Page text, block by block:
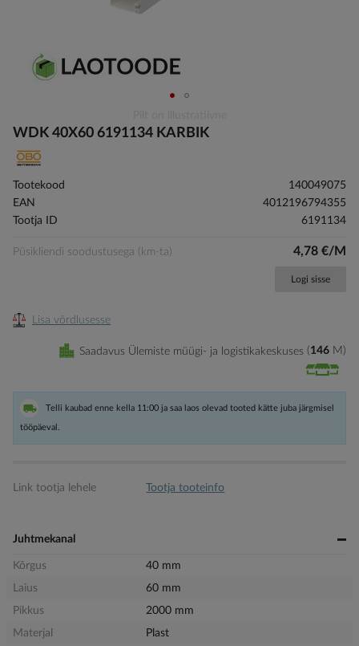
to
beginning
of
gallery
WDK 40X60 6191134 KARBIK
Tootekood
140049075
EAN
4012196794355
Tootja ID
6191134
Püsikliendi soodustusega (km-ta) 4,78 €/M
Logi sisse
Lisa võrdlusesse
Saadavus Ülemiste müügi- ja logistikakeskuses 146 M
Telli kaubad enne kella 11:00 ja saa laos olevad tooted kätte juba järgmisel
tööpäeval.
Link tootja lehele Tootja tooteinfo
Juhtmekanal
Kõrgus
40 mm
Laius
60 mm
Pikkus
2000 mm
Materjal
Plast